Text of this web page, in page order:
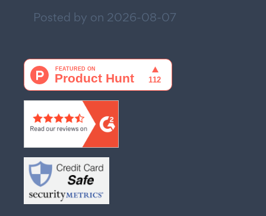
Posted by on 2026-08-07